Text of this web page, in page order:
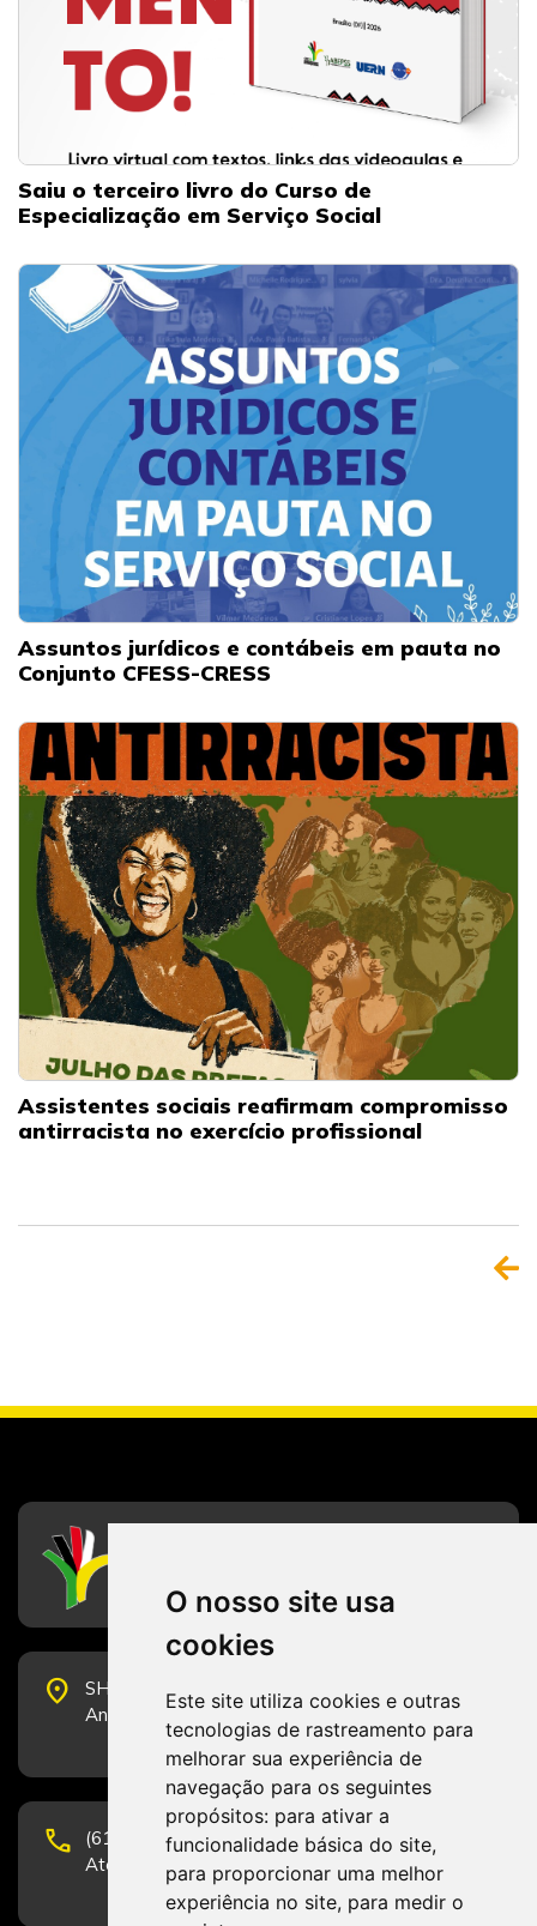
O nosso site usa
cookies
Este site utiliza cookies e outras
tecnologias de rastreamento para
melhorar sua experiência de
navegação para os seguintes
propósitos: para ativar a
funcionalidade básica do site,
para proporcionar uma melhor
experiência no site, para medir o
Saiu o terceiro livro do Curso de
Especialização em Serviço Social
Assuntos jurídicos e contábeis em pauta no
Conjunto CFESS-CRESS
Assistentes sociais reafirmam compromisso
antirracista no exercício profissional
place
SHS Quadra 6, Bloco E, Complexo Brasil 21, 20º
Andar, Sala 2001 - CEP 70322-915 - Brasília/DF
phone
(61) 3223-1652 e (61) 98131-3801.
Atendimento por telefone em horário comercial